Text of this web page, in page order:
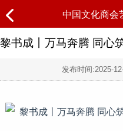
中国文化商会
黎书成丨万马奔腾 同
发布时间:2025-